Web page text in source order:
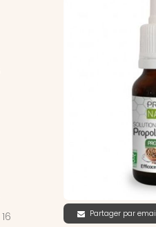
Partager par
16